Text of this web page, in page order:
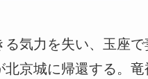
気力を失い、玉座
京城に帰還する。竜